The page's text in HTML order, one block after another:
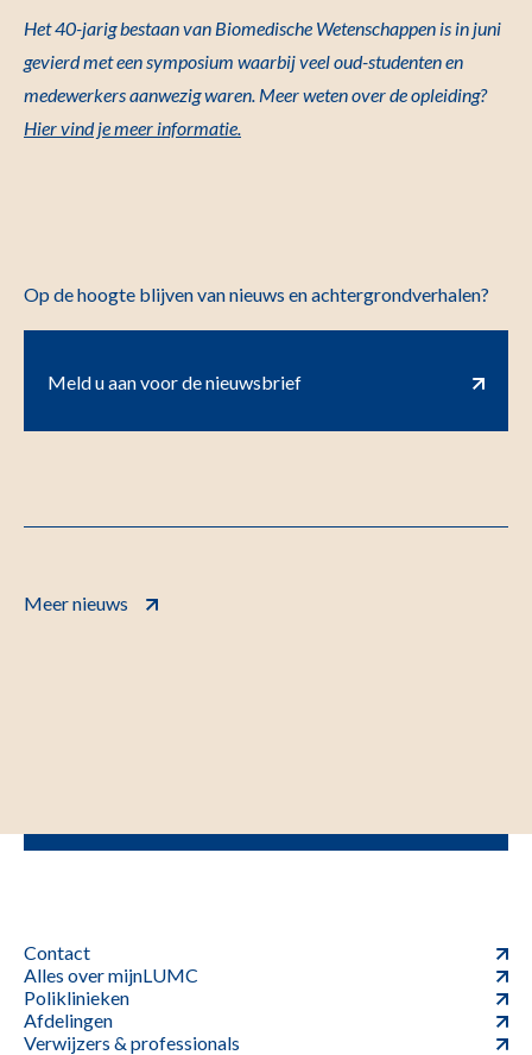
Het 40-jarig bestaan van Biomedische Wetenschappen is in juni
gevierd met een symposium waarbij veel oud-studenten en
medewerkers aanwezig waren. Meer weten over de opleiding?
Hier vind je meer informatie.
Op de hoogte blijven van nieuws en achtergrondverhalen?
Meld u aan voor de nieuwsbrief
Meer nieuws
Contact
Alles over mijnLUMC
Poliklinieken
Afdelingen
Verwijzers & professionals